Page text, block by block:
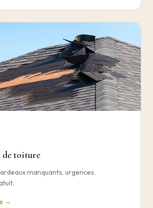
de toiture
manquants, urgences.
→